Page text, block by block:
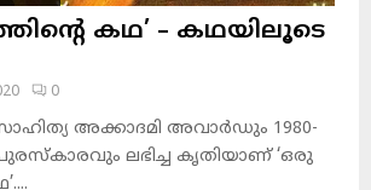
കഥ’ – കഥയിലൂടെ
0
സാഹിത്യ അക്കാദമി അവാര്‍ഡും 1980-
ലഭിച്ച കൃതിയാണ് ‘ഒരു